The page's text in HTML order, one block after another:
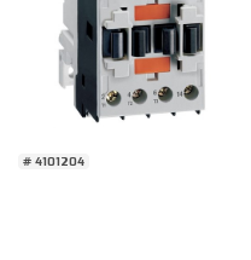
# 4101204